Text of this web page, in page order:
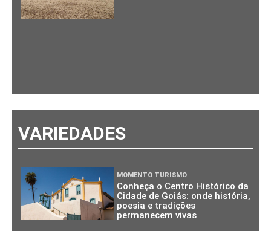
VARIEDADES
MOMENTO TURISMO
Conheça o Centro Histórico da
Cidade de Goiás: onde história,
poesia e tradições
permanecem vivas